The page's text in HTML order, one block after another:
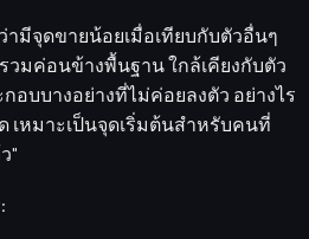
ามีจุดขายน้อยเมื่อเทียบกับตัวอื่นๆ
มค่อนข้างพื้นฐาน ใกล้เคียงกับตัว
อบบางอย่างที่ไม่ค่อยลงตัว อย่างไร
เหมาะเป็นจุดเริ่มต้นสำหรับคนที่
"